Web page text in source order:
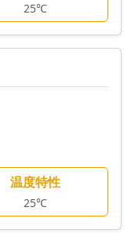
25℃
温度特性
25℃